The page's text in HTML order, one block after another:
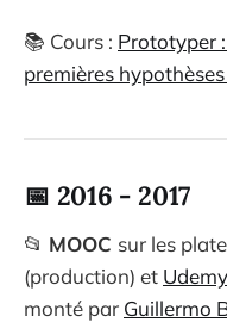
📚 Cours : Prototyper
premières
📅 2016 - 2017
📂 MOOC sur les
(production) et Udemy
monté par Guillermo